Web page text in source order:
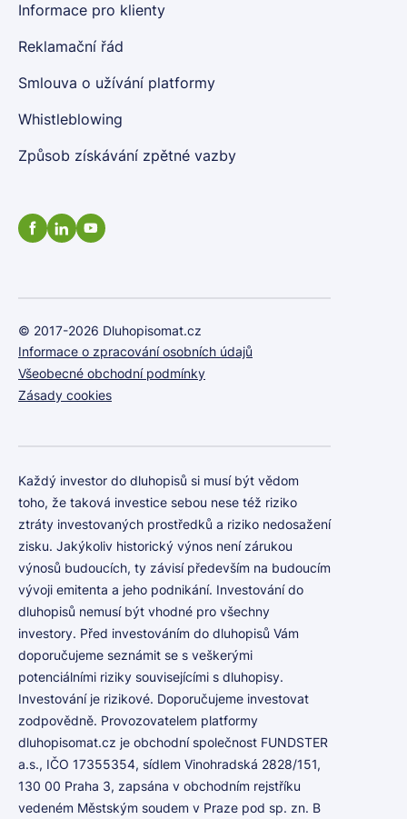
Informace pro klienty
Reklamační řád
Smlouva o užívání platformy
Whistleblowing
Způsob získávání zpětné vazby
© 2017-2026 Dluhopisomat.cz
Informace o zpracování osobních údajů
Všeobecné obchodní podmínky
Zásady cookies
Každý investor do dluhopisů si musí být vědom
toho, že taková investice sebou nese též riziko
ztráty investovaných prostředků a riziko nedosažení
zisku. Jakýkoliv historický výnos není zárukou
výnosů budoucích, ty závisí především na budoucím
vývoji emitenta a jeho podnikání. Investování do
dluhopisů nemusí být vhodné pro všechny
investory. Před investováním do dluhopisů Vám
doporučujeme seznámit se s veškerými
potenciálními riziky souvisejícími s dluhopisy.
Investování je rizikové. Doporučujeme investovat
zodpovědně. Provozovatelem platformy
dluhopisomat.cz je obchodní společnost FUNDSTER
a.s., IČO 17355354, sídlem Vinohradská 2828/151,
130 00 Praha 3, zapsána v obchodním rejstříku
vedeném Městským soudem v Praze pod sp. zn. B